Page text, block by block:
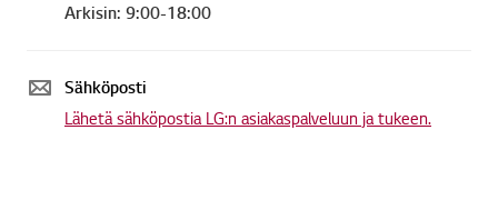
Arkisin: 9:00-18:00
Sähköposti
Lähetä sähköpostia LG:n asiakaspalveluun ja tukeen.